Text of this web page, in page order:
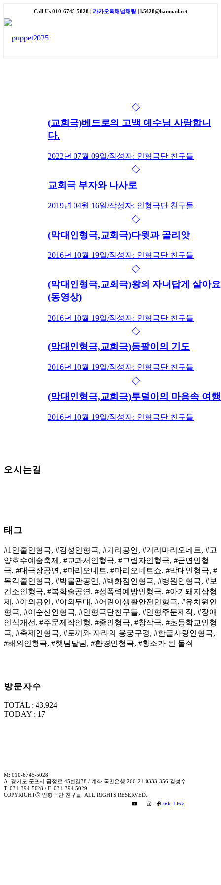
Call Us 010-6745-5028 | 카카오톡채널채팅 | k5028@hanmail.net
(교회극)베드로의 고백 예수님 사랑합니
다.
2022년 07월 09일/작성자: 인형극단 친구들
교회극 부자와 나사로
2019년 04월 16일/작성자: 인형극단 친구들
(막대인형극,교회극)다윗과 골리앗
2016년 10월 19일/작성자: 인형극단 친구들
(막대인형극,교회극)왕의 자녀답게 살아요
(동영상)
2016년 10월 19일/작성자: 인형극단 친구들
(막대인형극,교회극)동팔이의 기도
2016년 10월 19일/작성자: 인형극단 친구들
(막대인형극,교회극)투덜이의 마음속 여행
2016년 10월 19일/작성자: 인형극단 친구들
오시는길
태그
#1인줄인형극, #감성인형극, #거리공연, #거리마리오네트, #고
양호수예술축제, #교과서인형극, #그림자인형극, #금연인형
극, #대극장공연, #마리오네트, #마리오네트쇼, #막대인형극, #
목각줄인형극, #박물관공연, #백화점인형극, #병원인형극, #보
건소인형극, #복화술공연, #성폭력예방인형극, #아기돼지삼형
제, #야외공연, #야외무대, #어린이생활안전인형극, #유치원인
형극, #이순신인형극, #인형극단친구들, #인형주문제작, #장애
인식개선, #주문제작인형, #줄인형극, #창작극, #초등학교인형
극, #축제인형극, #토끼와 자라의 용궁구경, #한글사랑인형극,
#해외인형극, #햇님달님, #환경인형극, #황소가 된 돌쇠
방문자수
TOTAL : 43,924
TODAY : 17
M: 010-6745-5028
A: 경기도 군포시 금정로 45번길38 / 계좌 국민은행 266-21-0333-356 김성수
T: 031-394-5028 / F: 031-394-5029
COPYRIGHTⓒ 인형극단 친구들. ALL RIGHTS RESERVED.
Link Link